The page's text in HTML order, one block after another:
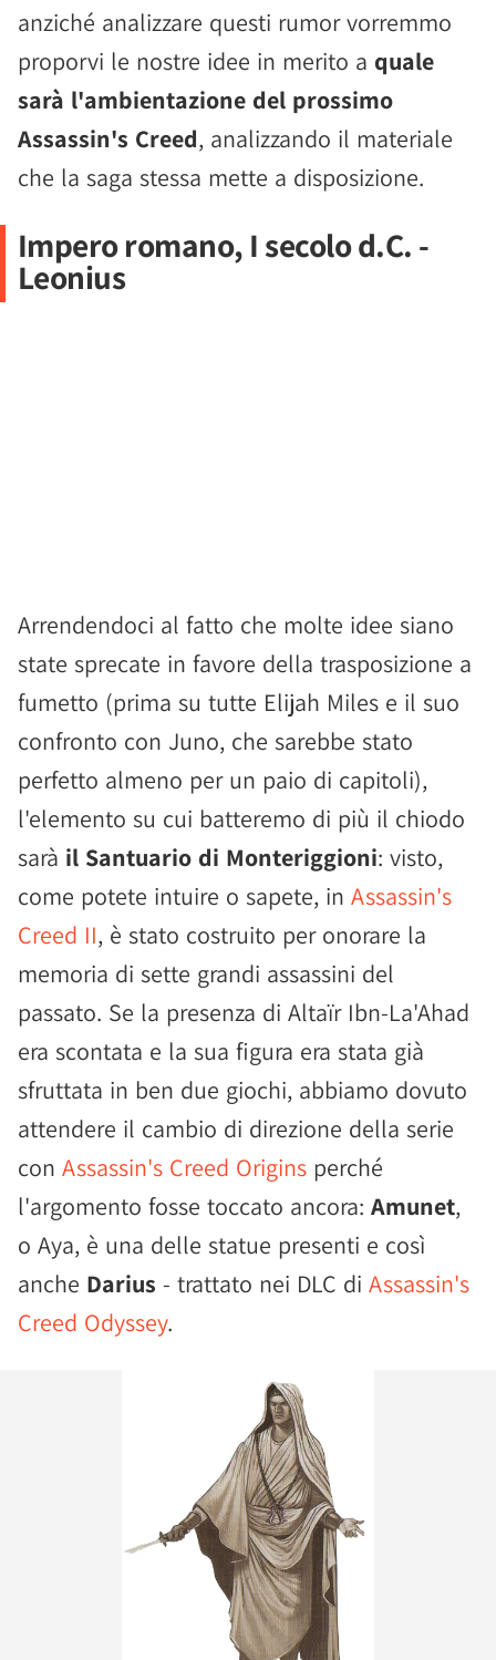
anziché analizzare questi rumor vorremmo
proporvi le nostre idee in merito a quale
sarà l'ambientazione del prossimo
Assassin's Creed, analizzando il materiale
che la saga stessa mette a disposizione.
Impero romano, I secolo d.C. -
Leonius
Arrendendoci al fatto che molte idee siano
state sprecate in favore della trasposizione a
fumetto (prima su tutte Elijah Miles e il suo
confronto con Juno, che sarebbe stato
perfetto almeno per un paio di capitoli),
l'elemento su cui batteremo di più il chiodo
sarà il Santuario di Monteriggioni: visto,
come potete intuire o sapete, in Assassin's
Creed II, è stato costruito per onorare la
memoria di sette grandi assassini del
passato. Se la presenza di Altaïr Ibn-La'Ahad
era scontata e la sua figura era stata già
sfruttata in ben due giochi, abbiamo dovuto
attendere il cambio di direzione della serie
con Assassin's Creed Origins perché
l'argomento fosse toccato ancora: Amunet,
o Aya, è una delle statue presenti e così
anche Darius - trattato nei DLC di Assassin's
Creed Odyssey.